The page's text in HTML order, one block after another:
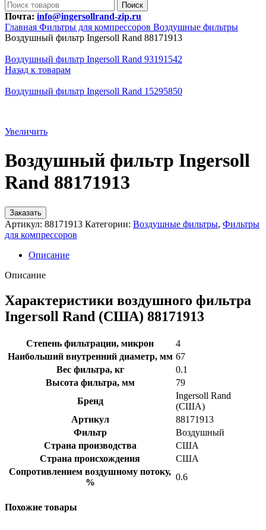
Поиск
Почта: info@ingersollrand-zip.ru
Главная Фильтры для компрессоров Воздушные фильтры
Воздушный фильтр Ingersoll Rand 88171913
Воздушный фильтр Ingersoll Rand 93191542
Назад к товарам
Воздушный фильтр Ingersoll Rand 15295850
Увеличить
Воздушный фильтр Ingersoll
Rand 88171913
Заказать
Артикул: 88171913 Категории: Воздушные фильтры, Фильтры
для компрессоров
Описание
Описание
Характеристики воздушного фильтра
Ingersoll Rand (США) 88171913
Степень фильтрации, микрон
4
Наибольший внутренний диаметр, мм 67
Вес фильтра, кг
0.1
Высота фильтра, мм
79
Бренд
Ingersoll Rand
(США)
Артикул
88171913
Фильтр
Воздушный
Страна производства
США
Страна происхождения
США
Сопротивлением воздушному потоку,
%
0.6
Похожие товары